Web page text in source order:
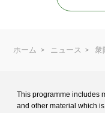
ホーム ニュース 衆
This programme includes
and other material which